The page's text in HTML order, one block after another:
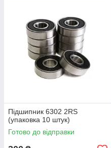
Підшипник 6302 2RS
(упаковка 10 штук)
Готово до відправки